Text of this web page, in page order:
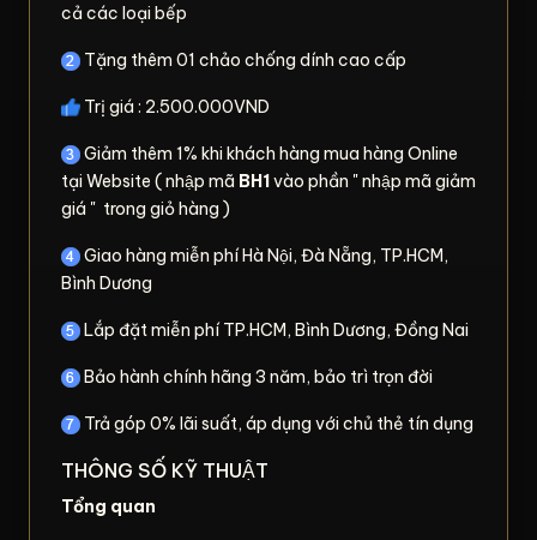
cả các loại bếp
Tặng thêm 01 chảo chống dính cao cấp
Trị giá : 2.500.000VND
Giảm thêm 1% khi khách hàng mua hàng Online
tại Website ( nhập mã BH1vào phần " nhập mã giảm
giá " trong giỏ hàng )
Giao hàng miễn phí Hà Nội, Đà Nẵng, TP.HCM,
Bình Dương
Lắp đặt miễn phí TP.HCM, Bình Dương, Đồng Nai
Bảo hành chính hãng 3 năm, bảo trì trọn đời
Trả góp 0% lãi suất, áp dụng với chủ thẻ tín dụng
THÔNG SỐ KỸ THUẬT
Tổng quan